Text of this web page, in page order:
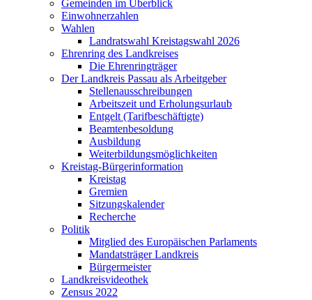
Gemeinden im Überblick
Einwohnerzahlen
Wahlen
Landratswahl Kreistagswahl 2026
Ehrenring des Landkreises
Die Ehrenringträger
Der Landkreis Passau als Arbeitgeber
Stellenausschreibungen
Arbeitszeit und Erholungsurlaub
Entgelt (Tarifbeschäftigte)
Beamtenbesoldung
Ausbildung
Weiterbildungsmöglichkeiten
Kreistag-Bürgerinformation
Kreistag
Gremien
Sitzungskalender
Recherche
Politik
Mitglied des Europäischen Parlaments
Mandatsträger Landkreis
Bürgermeister
Landkreisvideothek
Zensus 2022